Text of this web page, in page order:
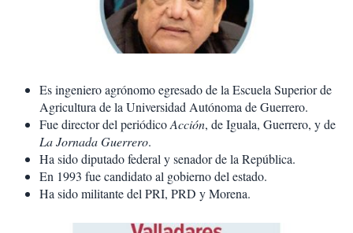
Es ingeniero agrónomo egresado de la Escuela Superior de
Agricultura de la Universidad Autónoma de Guerrero.
Fue director del periódicoAcción, de Iguala, Guerrero, y de
La Jornada Guerrero.
Ha sido diputado federal y senador de la República.
En 1993 fue candidato al gobierno del estado.
Ha sido militante del PRI, PRD y Morena.